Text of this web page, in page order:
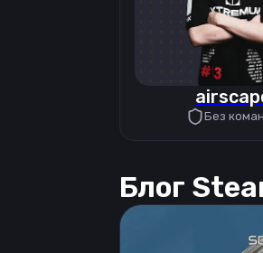
Без
Блог